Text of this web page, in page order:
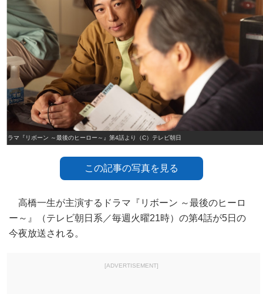
ドラマ『リボーン ～最後のヒーロー～』第4話より（C）テレビ朝日
この記事の写真を見る
高橋一生が主演するドラマ『リボーン ～最後のヒーロ
ー～』（テレビ朝日系／毎週火曜21時）の第4話が5日の
今夜放送される。
[ADVERTISEMENT]